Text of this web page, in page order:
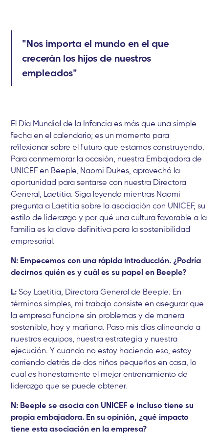
"Nos importa el mundo en el que
crecerán los hijos de nuestros
empleados"
El Día Mundial de la Infancia es más que una simple
fecha en el calendario; es un momento para
reflexionar sobre el futuro que estamos construyendo.
Para conmemorar la ocasión, nuestra Embajadora de
UNICEF en Beeple, Naomi Dukes, aprovechó la
oportunidad para sentarse con nuestra Directora
General, Laetitia. Siga leyendo mientras Naomi
pregunta a Laetitia sobre la asociación con UNICEF, su
estilo de liderazgo y por qué una cultura favorable a la
familia es la clave definitiva para la sostenibilidad
empresarial.
N: Empecemos con una rápida introducción. ¿Podría
decirnos quién es y cuál es su papel en Beeple?
L: Soy Laetitia, Directora General de Beeple. En
términos simples, mi trabajo consiste en asegurar que
la empresa funcione sin problemas y de manera
sostenible, hoy y mañana. Paso mis días alineando a
nuestros equipos, nuestra estrategia y nuestra
ejecución. Y cuando no estoy haciendo eso, estoy
corriendo detrás de dos niños pequeños en casa, lo
cual es honestamente el mejor entrenamiento de
liderazgo que se puede obtener.
N: Beeple se asocia con UNICEF e incluso tiene su
propia embajadora. En su opinión, ¿qué impacto
tiene esta asociación en la empresa?